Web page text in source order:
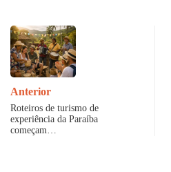
Anterior
Roteiros de turismo de
experiência da Paraíba
começam…